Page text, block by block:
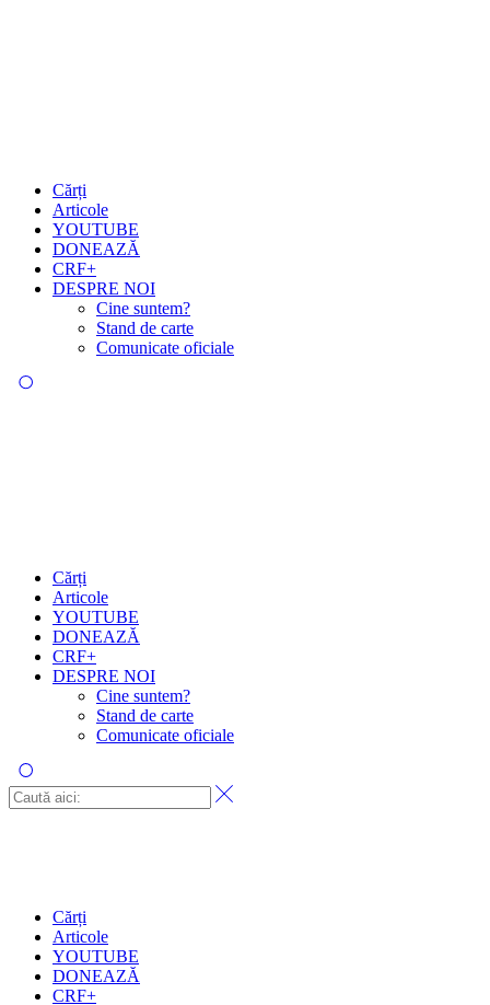
Cărți
Articole
YOUTUBE
DONEAZĂ
CRF+
DESPRE NOI
Cine suntem?
Stand de carte
Comunicate oficiale
Cărți
Articole
YOUTUBE
DONEAZĂ
CRF+
DESPRE NOI
Cine suntem?
Stand de carte
Comunicate oficiale
Cărți
Articole
YOUTUBE
DONEAZĂ
CRF+